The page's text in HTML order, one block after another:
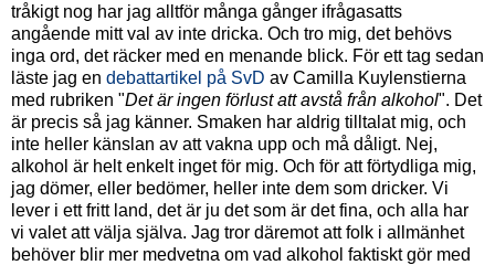
tråkigt nog har jag alltför många gånger ifrågasatts
angående mitt val av inte dricka. Och tro mig, det behövs
inga ord, det räcker med en menande blick. För ett tag sedan
läste jag en debattartikel på SvD av Camilla Kuylenstierna
med rubriken "Det är ingen förlust att avstå från alkohol". Det
är precis så jag känner. Smaken har aldrig tilltalat mig, och
inte heller känslan av att vakna upp och må dåligt. Nej,
alkohol är helt enkelt inget för mig. Och för att förtydliga mig,
jag dömer, eller bedömer, heller inte dem som dricker. Vi
lever i ett fritt land, det är ju det som är det fina, och alla har
vi valet att välja själva. Jag tror däremot att folk i allmänhet
behöver blir mer medvetna om vad alkohol faktiskt gör med